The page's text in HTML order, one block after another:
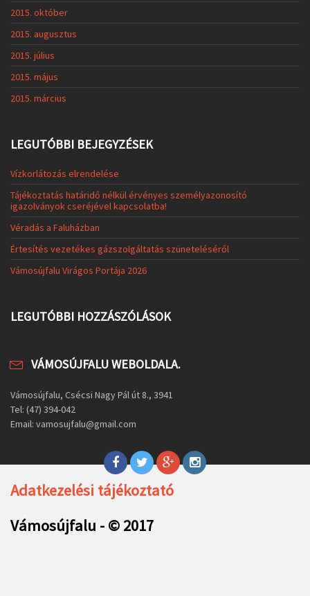
2015. október
2015. augusztus
2015. július
2015. május
2015. március
LEGUTÓBBI BEJEGYZÉSEK
Vízkorlátozás elrendelése
Tájékoztatás határidő nélkül érvényes személyazonosító
igazolványok cseréjével kapcsolatba!
Véradás a Faluházban
Értesítés vezetékes gázszolgáltatás szüneteléséről
Vámosújfalu Virágos Portája 2026
LEGUTÓBBI HOZZÁSZÓLÁSOK
VÁMOSÚJFALU WEBOLDALA.
Vámosújfalu, Csécsi Nagy Pál út 8., 3941
Tel: (47) 394-042
Email: vamosujfalu@gmail.com
Adatkezelési tájékoztató
Vámosújfalu - © 2017